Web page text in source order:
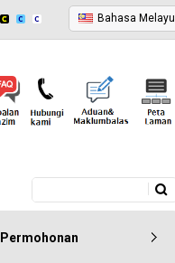
Bahasa Melayu
Borang carian
Permohonan